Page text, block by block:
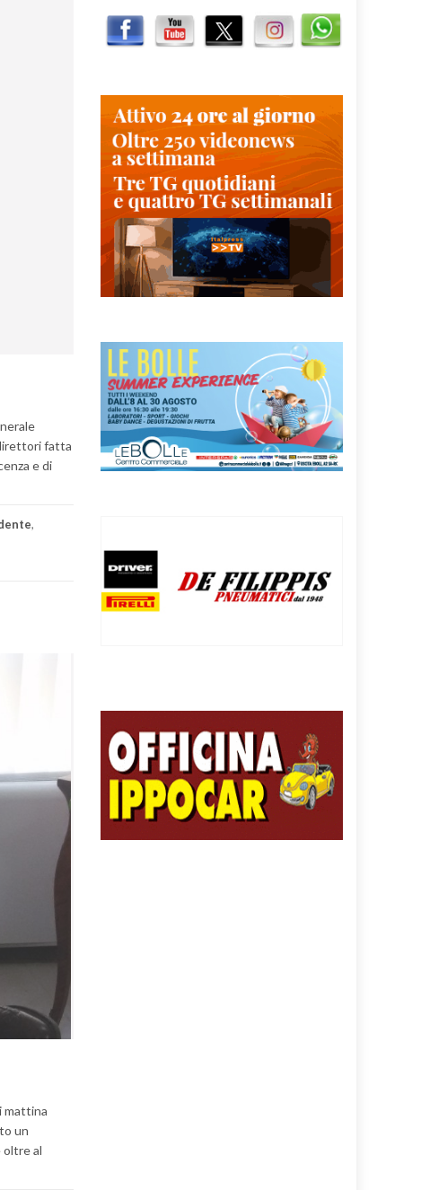
fatta
e di
,
mattina
un
oltre al